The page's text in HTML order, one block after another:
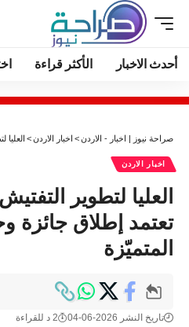
أحدث الاخبار الأكثر قراءة
صراحة نيوز | اخبار - الاردن> اخبار الاردن>
اخبار الاردن
العليا لتطوير
تعتمد إطلاق جائزة
المتميّزة
تاريخ النشر 2026-06-04 2 د للقراءة